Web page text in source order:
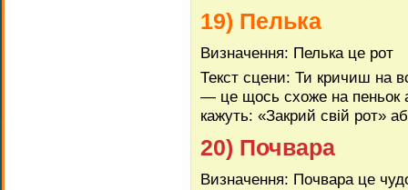
19) Пелька
Визначення: Пелька це рот
Текст сцени: Ти кричиш на
— це щось схоже на пеньок
кажуть: «Закрий свій рот»
20) Почвара
Визначення: Почвара це